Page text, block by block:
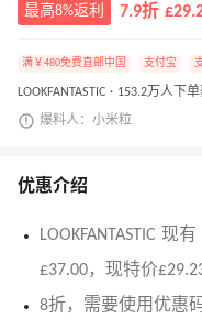
最高8%返利 7.9折
满￥480免费直邮中国 支付宝
LOOKFANTASTIC · 153.2万人下
爆料人：小米粒
优惠介绍
LOOKFANTASTIC 现
£37.00，现特价
8折，需要使用优惠码